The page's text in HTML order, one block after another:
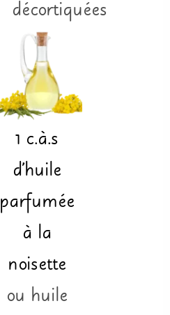
décortiquées
1 c.à.s
d'huile
parfumée
à la
noisette
ou huile